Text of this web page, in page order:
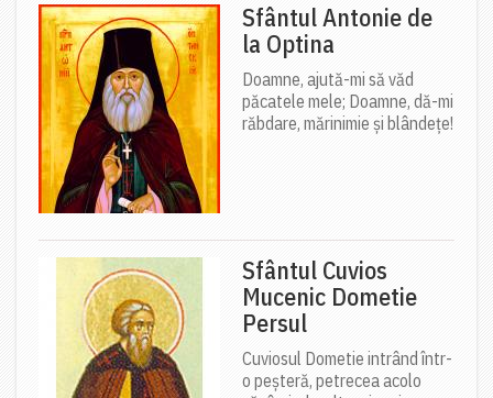
Sfântul Antonie de
la Optina
Doamne, ajută-mi să văd
păcatele mele; Doamne, dă-mi
răbdare, mărinimie şi blândeţe!
Sfântul Cuvios
Mucenic Dometie
Persul
Cuviosul Dometie intrând într-
o peșteră, petrecea acolo